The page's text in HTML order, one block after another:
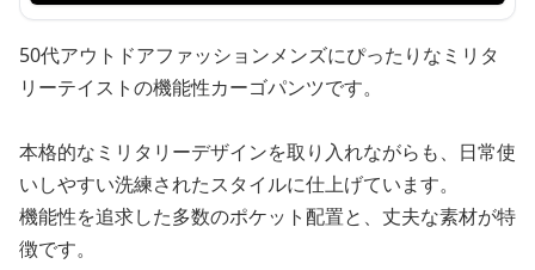
50代アウトドアファッションメンズにぴったりなミリタ
リーテイストの機能性カーゴパンツです。
本格的なミリタリーデザインを取り入れながらも、日常使
いしやすい洗練されたスタイルに仕上げています。
機能性を追求した多数のポケット配置と、丈夫な素材が特
徴です。